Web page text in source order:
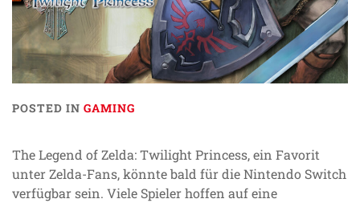
POSTED IN GAMING
The Legend of Zelda: Twilight Princess, ein Favorit
unter Zelda-Fans, könnte bald für die Nintendo Switch
verfügbar sein. Viele Spieler hoffen auf eine